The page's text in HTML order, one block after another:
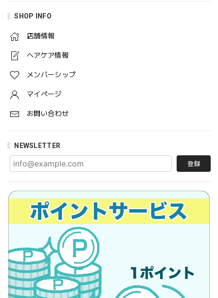
SHOP INFO
店舗情報
ヘアケア情報
メンバーシップ
マイページ
お問い合わせ
NEWSLETTER
登録